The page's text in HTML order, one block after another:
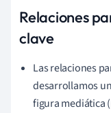
Relaciones
clave
Las relaciones
desarrollamos
figura mediática